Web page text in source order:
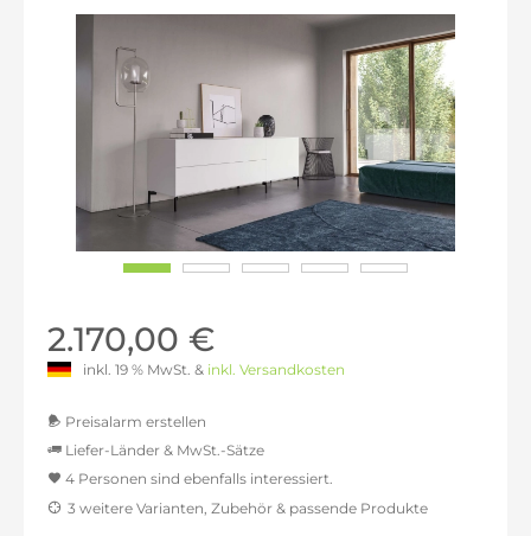
2.170,00 €
inkl. 19 % MwSt. & inkl. Versandkosten
Preisalarm erstellen
Liefer-Länder & MwSt.-Sätze
inkl. 16% MwSt.: 2.115,29 €
4 Personen sind ebenfalls interessiert.
3 weitere Varianten, Zubehör & passende Produkte